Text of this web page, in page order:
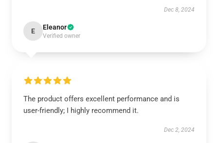
Dec 8, 2024
E Eleanor
Verified owner
The product offers excellent performance and is
user-friendly; I highly recommend it.
Dec 2, 2024